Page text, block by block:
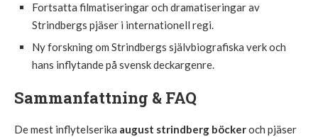
Fortsatta filmatiseringar och dramatiseringar av
Strindbergs pjäser i internationell regi.
Ny forskning om Strindbergs självbiografiska verk och
hans inflytande på svensk deckargenre.
Sammanfattning & FAQ
De mest inflytelserika august strindberg böckeroch pjäser